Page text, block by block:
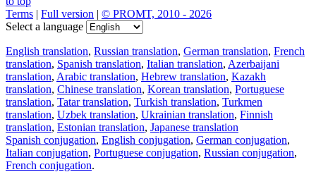
Terms | Full version | © PROMT, 2010 - 2026
Select a language
English translation, Russian translation, German translation, French
translation, Spanish translation, Italian translation, Azerbaijani
translation, Arabic translation, Hebrew translation, Kazakh
translation, Chinese translation, Korean translation, Portuguese
translation, Tatar translation, Turkish translation, Turkmen
translation, Uzbek translation, Ukrainian translation, Finnish
translation, Estonian translation, Japanese translation
Spanish conjugation, English conjugation, German conjugation,
Italian conjugation, Portuguese conjugation, Russian conjugation,
French conjugation.